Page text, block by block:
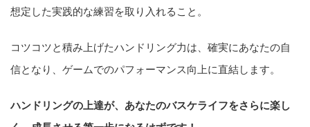
想定した実践的な練習を取り入れること。
コツコツと積み上げたハンドリング力は、確実にあなたの自
信となり、ゲームでのパフォーマンス向上に直結します。
ハンドリングの上達が、あなたのバスケライフをさらに楽し